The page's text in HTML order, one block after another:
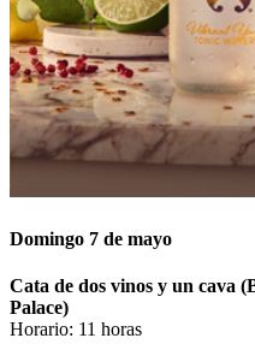
Domingo 7 de mayo
Cata de dos vinos y un cava
Palace)
Horario: 11 horas